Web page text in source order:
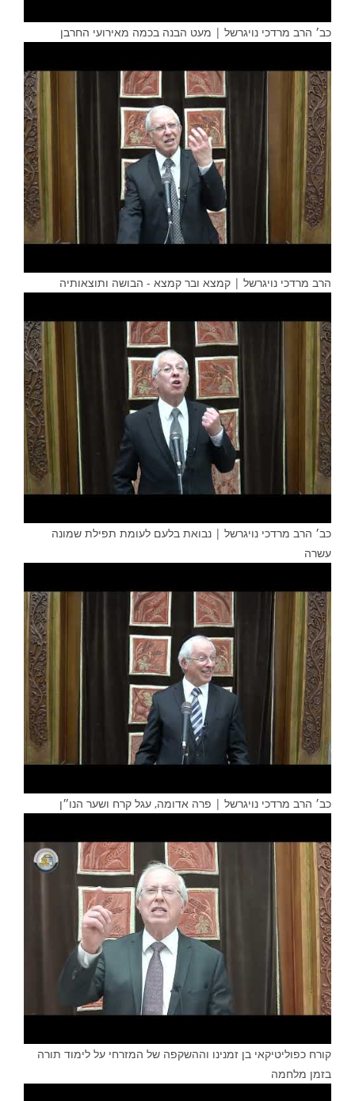
כב׳ הרב מרדכי נויגרשל | מעט הבנה בכמה מאירועי החרבן
הרב מרדכי נויגרשל | קמצא ובר קמצא - הבושה ותוצאותיה
כב׳ הרב מרדכי נויגרשל | נבואת בלעם לעומת תפילת שמונה
עשרה
כב׳ הרב מרדכי נויגרשל | פרה אדומה, עגל קרח ושער הנו״ן
קורח כפוליטיקאי בן זמנינו וההשקפה של המזרחי על לימוד תורה
בזמן מלחמה